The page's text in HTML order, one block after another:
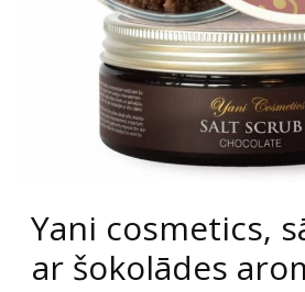
Yani cosmetics,
ar šokolādes